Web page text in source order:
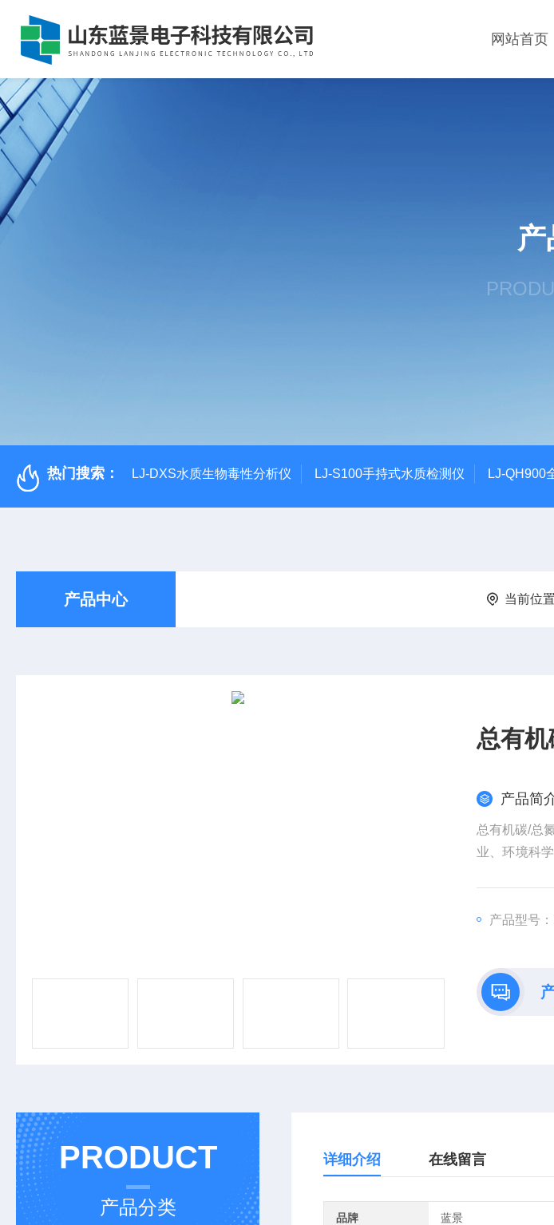
网站首页
热门搜索： LJ-DXS水质生物毒性分析仪 LJ-S100手持式水质检测仪 LJ-QH900
产品中心 当前位置
总有
产品简
总有机碳/总
业、环境科
产品型号
PRODUCT
产品分类
详细介绍 在线留言
品牌 蓝景